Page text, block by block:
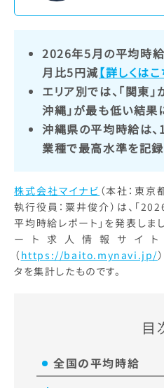
2026年5月の平均時
月比5円減【詳しくはこ
エリア別では、「関東」
沖縄」が最も低い結果
沖縄県の平均時給は
業種で最高水準を記録
株式会社マイナビ （本社：東
執行役員：粟井俊介）は、「
平均時給レポート」を発表しま
ート求人情報サイト
（ https://baito.mynavi.jp/
タを集計したものです。
目
全国の平均時給